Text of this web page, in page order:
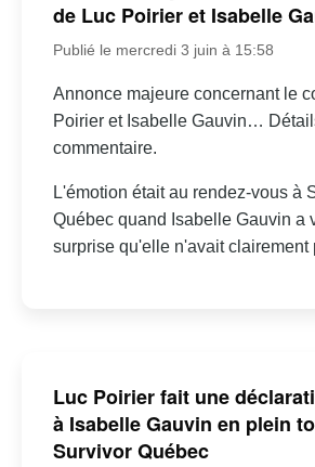
de Luc Poirier et Isabelle
Publié le mercredi 3 juin à 15:58
Annonce majeure concernant le
Poirier et Isabelle Gauvin…
commentaire.
L'émotion était au rendez-vous à
Québec quand Isabelle Gauvin a
surprise qu'elle n'avait clairement
Luc Poirier fait une
à Isabelle Gauvin en plein
Survivor Québec